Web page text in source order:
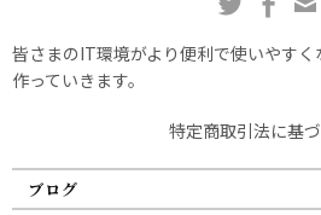
皆さまのIT環境がより便利で使いやす
作っていきます。
特定商取引法に基
ブログ